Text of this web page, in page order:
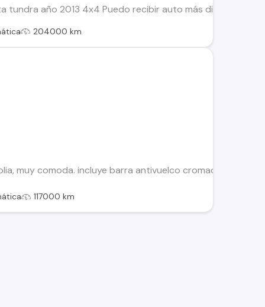
tundra año 2013 4x4 Puedo recibir auto más diferencia a
204000 km
muy comoda. incluye barra antivuelco cromada. dos
117000 km